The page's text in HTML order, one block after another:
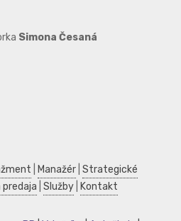
Simona Česaná
Manažér Strategické
predaja Služby Kontakt